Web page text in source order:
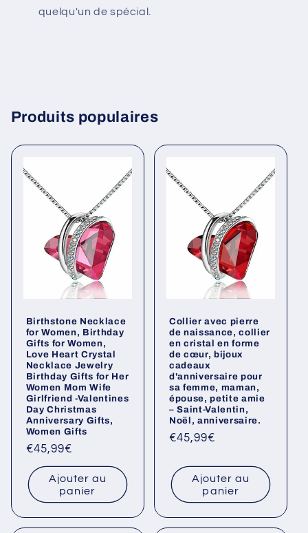
quelqu'un de spécial.
Produits populaires
Birthstone Necklace
for Women, Birthday
Gifts for Women,
Love Heart Crystal
Necklace Jewelry
Birthday Gifts for Her
Women Mom Wife
Girlfriend -Valentines
Day Christmas
Anniversary Gifts,
Women Gifts
Prix
habituel
€45,99€
Ajouter au
panier
Collier avec pierre
de naissance, collier
en cristal en forme
de cœur, bijoux
cadeaux
d'anniversaire pour
sa femme, maman,
épouse, petite amie
– Saint-Valentin,
Noël, anniversaire.
Prix
€45,99€
Ajouter au
panier